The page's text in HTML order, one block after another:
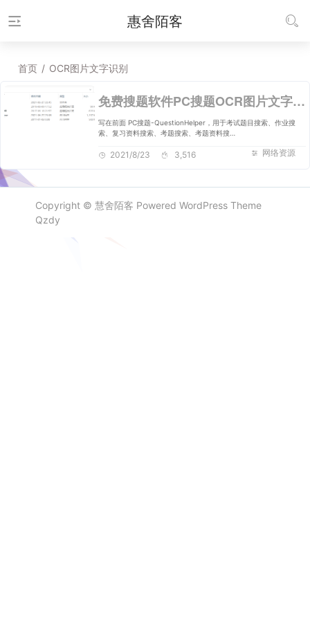
惠舍陌客
首页 / OCR图片文字识别
免费搜题软件PC搜题OCR图片文字识别，考试题目作业复习资料考题资料搜索答题搜索
写在前面 PC搜题-QuestionHelper，用于考试题目搜索、作业搜
索、复习资料搜索、考题搜索、考题资料搜…
网络资源
2021/8/23 3,516
Copyright © 慧舍陌客 Powered WordPressTheme
Qzdy